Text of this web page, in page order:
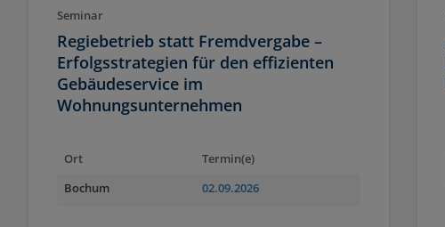
Seminar
Regiebetrieb statt Fremdvergabe –
Erfolgsstrategien für den effizienten
Gebäudeservice im
Wohnungsunternehmen
Ort
Termin(e)
Bochum
02.09.2026